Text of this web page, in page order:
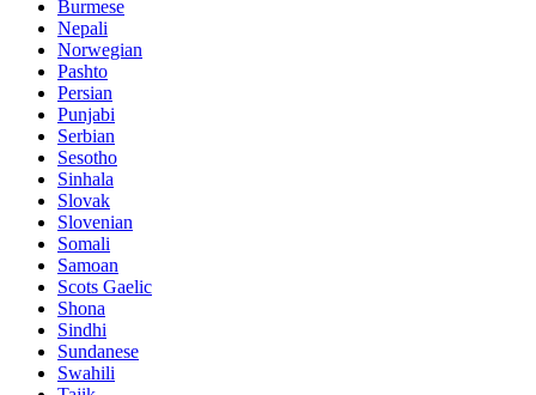
Burmese
Nepali
Norwegian
Pashto
Persian
Punjabi
Serbian
Sesotho
Sinhala
Slovak
Slovenian
Somali
Samoan
Scots Gaelic
Shona
Sindhi
Sundanese
Swahili